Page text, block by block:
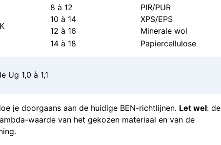
8 à 12
10 à 14
12 à 16
14 à 18
PIR/PUR
XPS/EPS
Minerale wol
Papiercellulose
Ug 1,0 à 1,1
je doorgaans aan de huidige BEN-richtlijnen. Let wel: de
waarde van het gekozen materiaal en van de